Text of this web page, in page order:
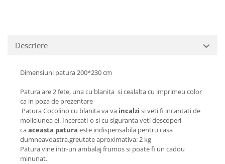
Descriere
Dimensiuni patura 200*230 cm
Patura are 2 fete, una cu blanita si cealalta cu imprimeu color
ca in poza de prezentare
Patura Cocolino cu blanita va va incalzi si veti fi incantati de
moliciunea ei. Incercati-o si cu siguranta veti descoperi
caaceasta patura este indispensabila pentru casa
dumneavoastra.greutate aproximativa: 2 kg
Patura vine intr-un ambalaj frumos si poate fi un cadou
minunat.